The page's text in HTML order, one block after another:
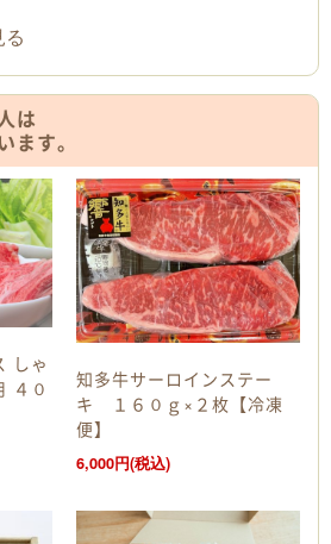
は
ます。
しゃ
４０
知多牛サーロインステー
キ １６０ｇ×２枚【冷凍
便】
6,000円(税込)